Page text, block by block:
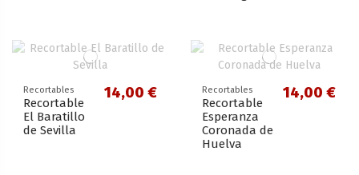
Recortables
Recortable
El Baratillo
de Sevilla
14,00 € Recortables
Recortable
Esperanza
Coronada de
Huelva
14,00 €